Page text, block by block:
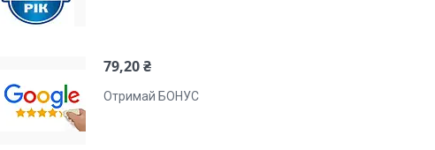
79,20 ₴
Отримай БОНУС